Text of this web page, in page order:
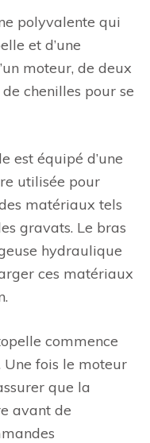
polyvalente qui
et d’une
moteur, de deux
chenilles pour se
est équipé d’une
utilisée pour
matériaux tels
gravats. Le bras
hydraulique
ces matériaux
commence
fois le moteur
que la
avant de